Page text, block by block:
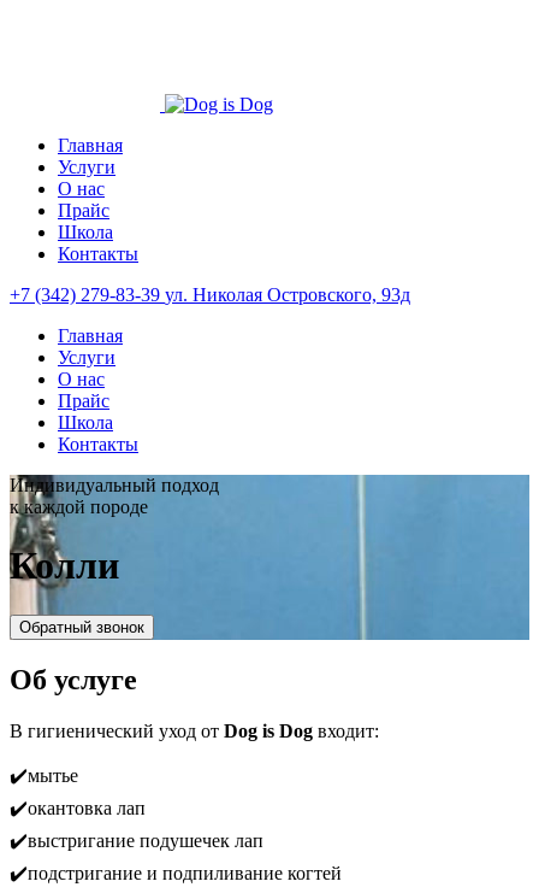
Главная
Услуги
О нас
Прайс
Школа
Контакты
+7 (342) 279-83-39 ул. Николая Островского, 93д
Главная
Услуги
О нас
Прайс
Школа
Контакты
Индивидуальный подход
к каждой породе
Колли
Обратный звонок
Об услуге
В гигиенический уход от Dog is Dog входит:
✔️мытье
✔️окантовка лап
✔️выстригание подушечек лап
✔️подстригание и подпиливание когтей